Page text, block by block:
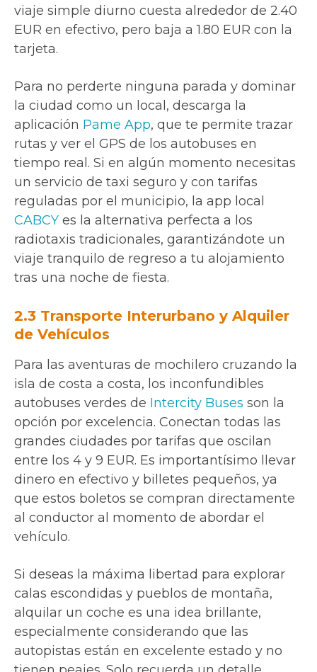
viaje simple diurno cuesta alrededor de 2.40
EUR en efectivo, pero baja a 1.80 EUR con la
tarjeta.
Para no perderte ninguna parada y dominar
la ciudad como un local, descarga la
aplicación Pame App, que te permite trazar
rutas y ver el GPS de los autobuses en
tiempo real. Si en algún momento necesitas
un servicio de taxi seguro y con tarifas
reguladas por el municipio, la app local
CABCY es la alternativa perfecta a los
radiotaxis tradicionales, garantizándote un
viaje tranquilo de regreso a tu alojamiento
tras una noche de fiesta.
2.3 Transporte Interurbano y Alquiler
de Vehículos
Para las aventuras de mochilero cruzando la
isla de costa a costa, los inconfundibles
autobuses verdes de Intercity Buses son la
opción por excelencia. Conectan todas las
grandes ciudades por tarifas que oscilan
entre los 4 y 9 EUR. Es importantísimo llevar
dinero en efectivo y billetes pequeños, ya
que estos boletos se compran directamente
al conductor al momento de abordar el
vehículo.
Si deseas la máxima libertad para explorar
calas escondidas y pueblos de montaña,
alquilar un coche es una idea brillante,
especialmente considerando que las
autopistas están en excelente estado y no